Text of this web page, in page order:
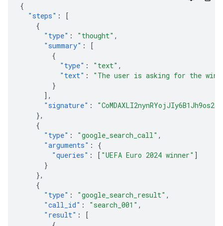
{
"steps" :
[
{
"type" : "thought" ,
"summary" :
[
{
"type" : "text" ,
"text" :
"The user is asking for the
}
],
"signature" :
},
{
"type" : "google_search_call" ,
"arguments" :
{
"queries" : [ "UEFA Euro 2024 winner" ]
}
},
{
"type" : "google_search_result" ,
"call_id" : "search_001" ,
"result" :
[